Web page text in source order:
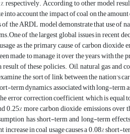
According to other model
account the impact of coal on the
ARDL model demonstrate that use of
of the largest global issues in recent
as the primary cause of carbon dioxide
made to manage it over the years with
of these policies. Oil, natural gas and
the sort of link between the nation's
term dynamics associated with long-
error correction coefficient, which is equal
0.25% more carbon dioxide emissions
has short-term and long-term
in coal usage causes a 0.08%